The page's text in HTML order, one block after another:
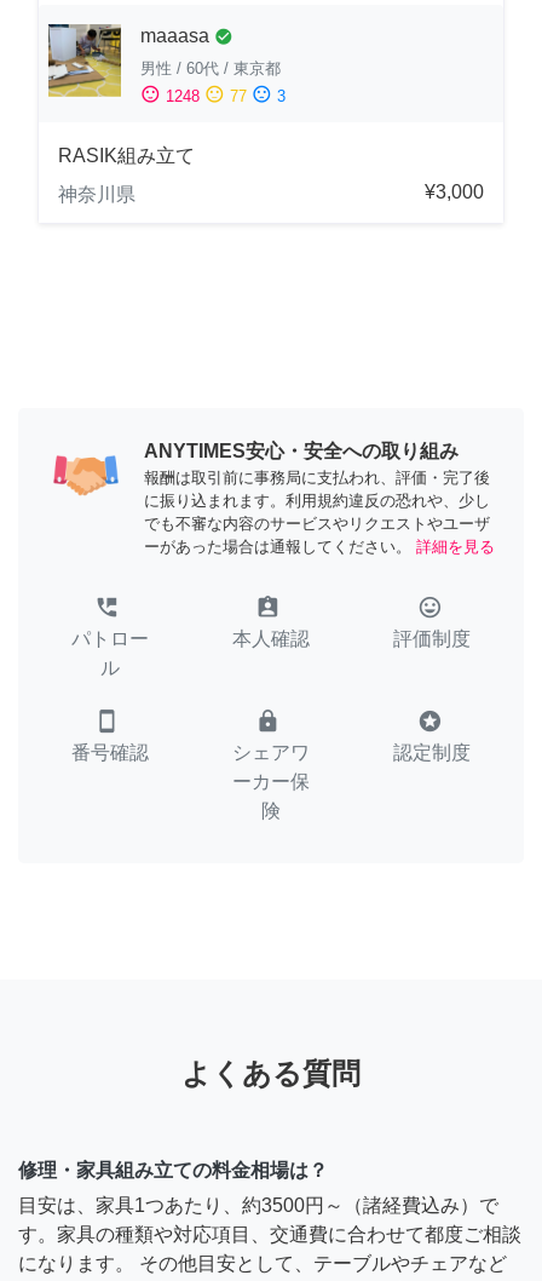
maaasa check_circle
男性 / 60代 / 東京都
sentiment_satisfied 1248 sentiment_neutral 77 sentiment_dissatisfied 3
RASIK組み立て
神奈川県
¥3,000
ANYTIMES安心・安全への取り組み
報酬は取引前に事務局に支払われ、評価・完了後
に振り込まれます。利用規約違反の恐れや、少し
でも不審な内容のサービスやリクエストやユーザ
ーがあった場合は通報してください。
詳細を見る
perm_phone_msg
パトロー
ル
assignment_ind
本人確認
tag_faces
評価制度
smartphone
番号確認
lock
シェアワ
ーカー保
険
stars
認定制度
よくある質問
修理・家具組み立ての料金相場は？
目安は、家具1つあたり、約3500円～（諸経費込み）で
す。家具の種類や対応項目、交通費に合わせて都度ご相談
になります。 その他目安として、テーブルやチェアなど